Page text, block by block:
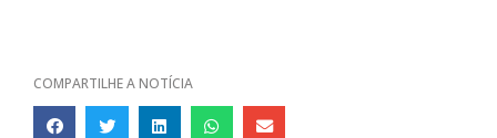
COMPARTILHE A NOTÍCIA